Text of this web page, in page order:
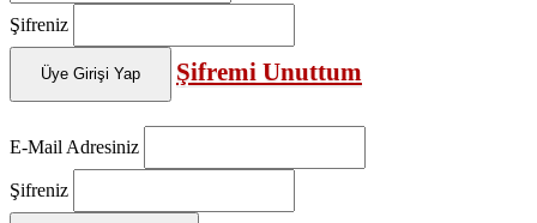
Şifreniz
Üye Girişi Yap Şifremi Unuttum
E-Mail Adresiniz
Şifreniz